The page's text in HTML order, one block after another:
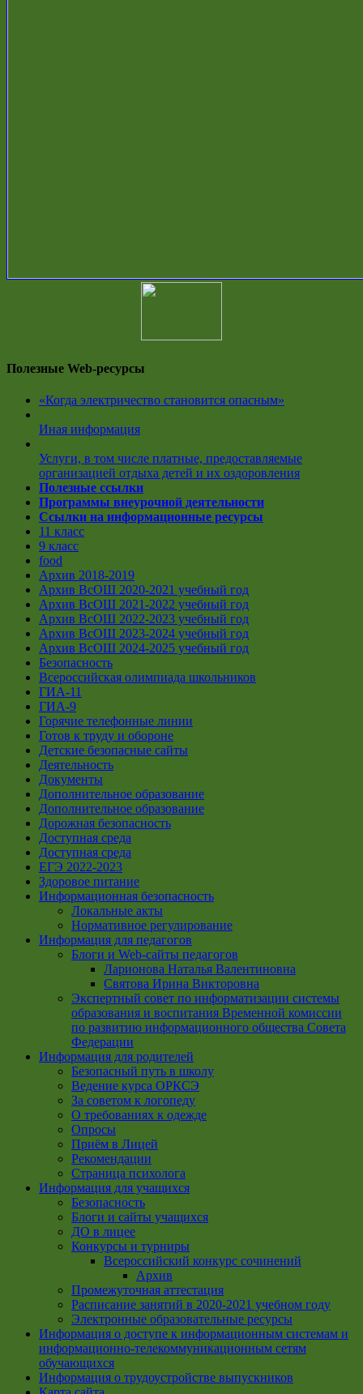
Полезные Web-ресурсы
«Когда электричество становится опасным»
Иная информация
Услуги, в том числе платные, предоставляемые
организацией отдыха детей и их оздоровления
Полезные ссылки
Программы внеурочной деятельности
Ссылки на информационные ресурсы
11 класс
9 класс
food
Архив 2018-2019
Архив ВсОШ 2020-2021 учебный год
Архив ВсОШ 2021-2022 учебный год
Архив ВсОШ 2022-2023 учебный год
Архив ВсОШ 2023-2024 учебный год
Архив ВсОШ 2024-2025 учебный год
Безопасность
Всероссийская олимпиада школьников
ГИА-11
ГИА-9
Горячие телефонные линии
Готов к труду и обороне
Детские безопасные сайты
Деятельность
Документы
Дополнительное образование
Дополнительное образование
Дорожная безопасность
Доступная среда
Доступная среда
ЕГЭ 2022-2023
Здоровое питание
Информационная безопасность
Локальные акты
Нормативное регулирование
Информация для педагогов
Блоги и Web-сайты педагогов
Ларионова Наталья Валентиновна
Святова Ирина Викторовна
Экспертный совет по информатизации системы
образования и воспитания Временной комиссии
по развитию информационного общества Совета
Федерации
Информация для родителей
Безопасный путь в школу
Ведение курса ОРКСЭ
За советом к логопеду
О требованиях к одежде
Опросы
Приём в Лицей
Рекомендации
Страница психолога
Информация для учащихся
Безопасность
Блоги и сайты учащихся
ДО в лицее
Конкурсы и турниры
Всероссийский конкурс сочинений
Архив
Промежуточная аттестация
Расписание занятий в 2020-2021 учебном году
Электронные образовательные ресурсы
Информация о доступе к информационным системам и
информационно-телекоммуникационным сетям
обучающихся
Информация о трудоустройстве выпускников